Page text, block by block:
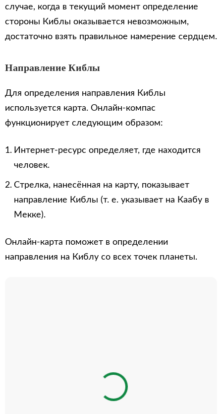
случае, когда в текущий момент определение
стороны Киблы оказывается невозможным,
достаточно взять правильное намерение сердцем.
Направление Киблы
Для определения направления Киблы
используется карта. Онлайн-компас
функционирует следующим образом:
Интернет-ресурс определяет, где находится
человек.
Стрелка, нанесённая на карту, показывает
направление Киблы (т. е. указывает на Каабу в
Мекке).
Онлайн-карта поможет в определении
направления на Киблу со всех точек планеты.